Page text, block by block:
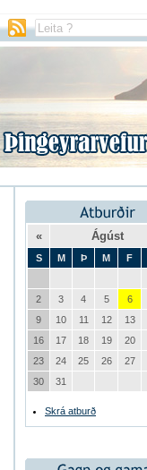
« Ágúst
S M Þ M F
2
3 4 5 6
9
10 11 12 13
16
17 18 19 20
23
24 25 26 27
30
31
Skrá atburð